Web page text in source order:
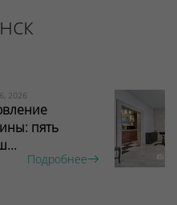
2026
пять
Подробнее